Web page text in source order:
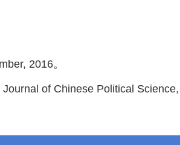
2016。
of Chinese Political